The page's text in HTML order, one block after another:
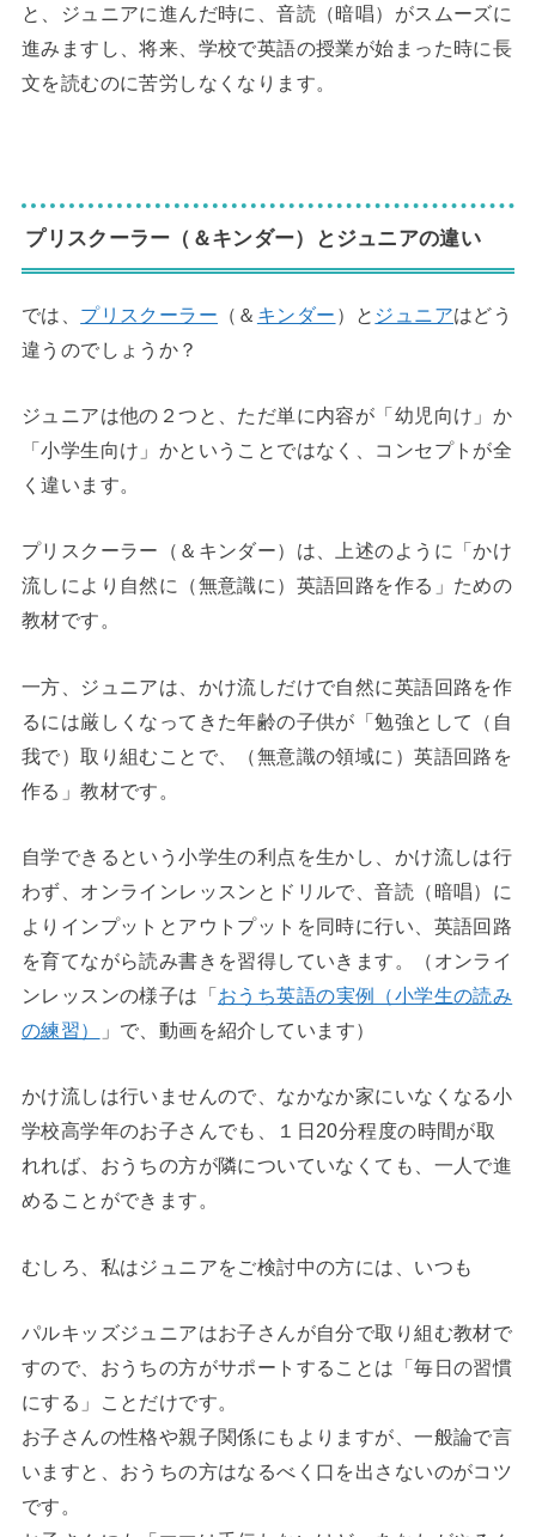
と、ジュニアに進んだ時に、音読（暗唱）がスムーズに
進みますし、将来、学校で英語の授業が始まった時に長
文を読むのに苦労しなくなります。
プリスクーラー（＆キンダー）とジュニアの違い
では、 プリスクーラー （＆ キンダー ）と ジュニアはどう
違うのでしょうか？
ジュニアは他の２つと、ただ単に内容が「幼児向け」か
「小学生向け」かということではなく、コンセプトが全
く違います。
プリスクーラー（＆キンダー）は、上述のように「かけ
流しにより自然に（無意識に）英語回路を作る」ための
教材です。
一方、ジュニアは、かけ流しだけで自然に英語回路を作
るには厳しくなってきた年齢の子供が「勉強として（自
我で）取り組むことで、（無意識の領域に）英語回路を
作る」教材です。
自学できるという小学生の利点を生かし、かけ流しは行
わず、オンラインレッスンとドリルで、音読（暗唱）に
よりインプットとアウトプットを同時に行い、英語回路
を育てながら読み書きを習得していきます。（オンライ
ンレッスンの様子は「おうち英語の実例（小学生の読み
の練習）
」で、動画を紹介しています）
かけ流しは行いませんので、なかなか家にいなくなる小
学校高学年のお子さんでも、１日20分程度の時間が取
れれば、おうちの方が隣についていなくても、一人で進
めることができます。
むしろ、私はジュニアをご検討中の方には、いつも
パルキッズジュニアはお子さんが自分で取り組む教材で
すので、おうちの方がサポートすることは「毎日の習慣
にする」ことだけです。
お子さんの性格や親子関係にもよりますが、一般論で言
いますと、おうちの方はなるべく口を出さないのがコツ
です。